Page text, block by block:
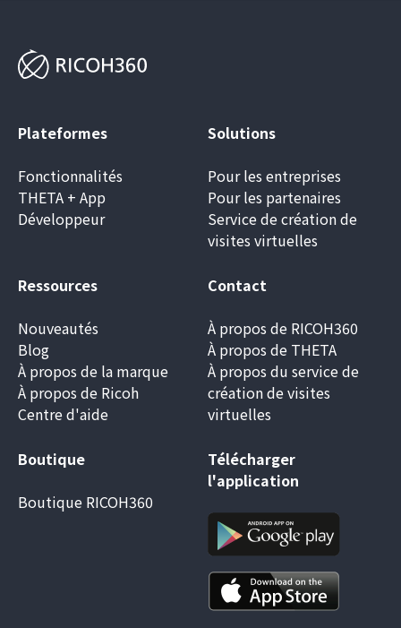
Plateformes
Fonctionnalités
THETA + App
Développeur
Solutions
Pour les entreprises
Pour les partenaires
Service de création de
visites virtuelles
Ressources
Nouveautés
Blog
À propos de la marque
À propos de Ricoh
Centre d'aide
Contact
À propos de RICOH360
À propos de THETA
À propos du service de
création de visites
virtuelles
Boutique
Boutique RICOH360
Télécharger
l'application